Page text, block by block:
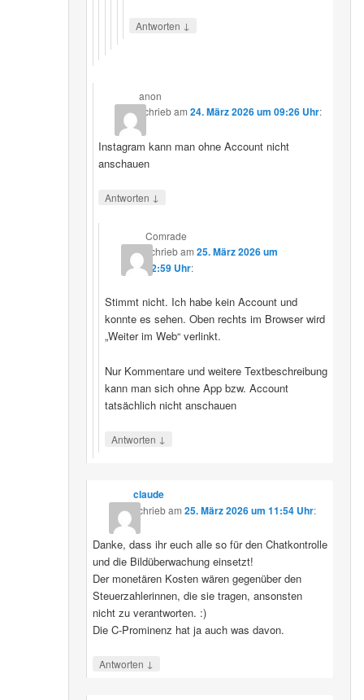
Antworten ↓
anon
schriebam24. März 2026 um 09:26 Uhr:
Instagram kann man ohne Account nicht
anschauen
Antworten ↓
Comrade
schriebam 25. März 2026 um
12:59 Uhr:
Stimmt nicht. Ich habe kein Account und
konnte es sehen. Oben rechts im Browser wird
„Weiter im Web“ verlinkt.
Nur Kommentare und weitere Textbeschreibung
kann man sich ohne App bzw. Account
tatsächlich nicht anschauen
Antworten ↓
claude
schriebam 25. März 2026 um 11:54 Uhr:
Danke, dass ihr euch alle so für den Chatkontrolle
und die Bildüberwachung einsetzt!
Der monetären Kosten wären gegenüber den
Steuerzahlerinnen, die sie tragen, ansonsten
nicht zu verantworten. :)
Die C-Prominenz hat ja auch was davon.
Antworten ↓